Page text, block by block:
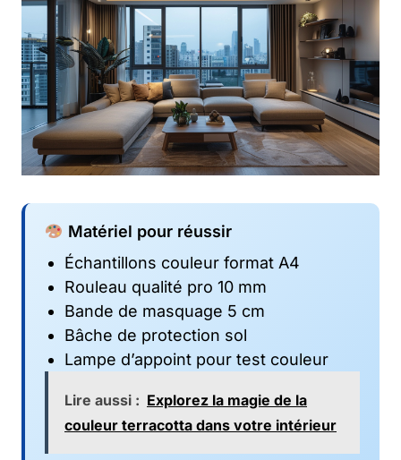
Matériel pour réussir
Échantillons couleur format A4
Rouleau qualité pro 10 mm
Bande de masquage 5 cm
Bâche de protection sol
Lampe d’appoint pour test couleur
Lire aussi : Explorez la magie de la
couleur terracotta dans votre intérieur